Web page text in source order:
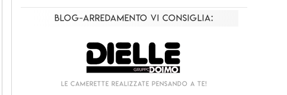
Blog-Arredamento vi consiglia:
Le camerette realizzate pensando a te!